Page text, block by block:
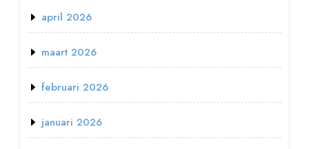
april 2026
maart 2026
februari 2026
januari 2026